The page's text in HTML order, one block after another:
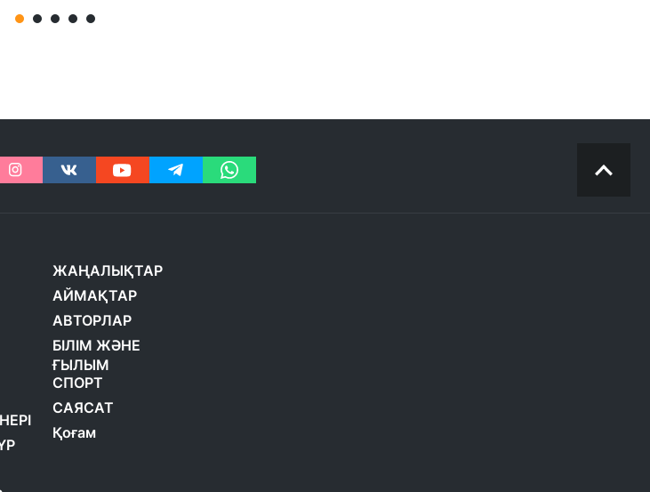
ЖАҢАЛЫҚТАР
АЙМАҚТАР
АВТОРЛАР
БІЛІМ ЖӘНЕ
ҒЫЛЫМ
СПОРТ
САЯСАТ
Қоғам